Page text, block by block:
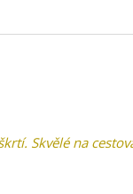
Skvělé na